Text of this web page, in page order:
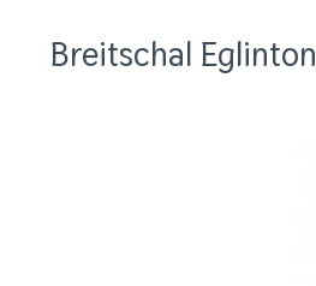
Breitschal Eglinton